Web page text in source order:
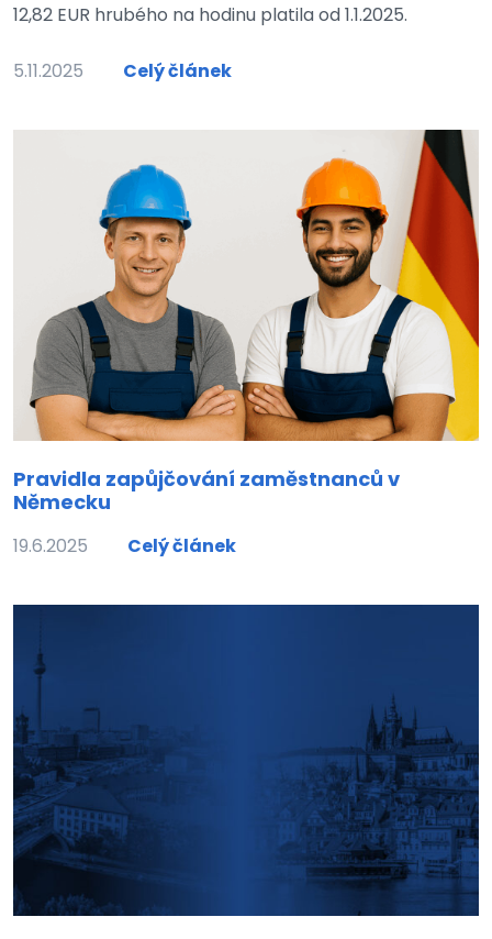
12,82 EUR hrubého na hodinu platila od 1.1.2025.
5.11.2025 Celý článek
Pravidla zapůjčování zaměstnanců v
Německu
19.6.2025 Celý článek